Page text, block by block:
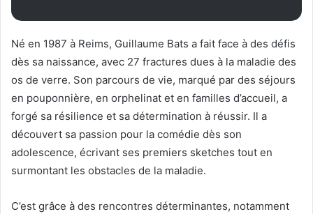
Né en 1987 à Reims, Guillaume Bats a fait face à des défis
dès sa naissance, avec 27 fractures dues à la maladie des
os de verre. Son parcours de vie, marqué par des séjours
en pouponnière, en orphelinat et en familles d’accueil, a
forgé sa résilience et sa détermination à réussir. Il a
découvert sa passion pour la comédie dès son
adolescence, écrivant ses premiers sketches tout en
surmontant les obstacles de la maladie.
C’est grâce à des rencontres déterminantes, notamment